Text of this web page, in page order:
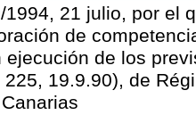
1994, 21 julio, por el
de
ejecución de los
225, 19.9.90), de